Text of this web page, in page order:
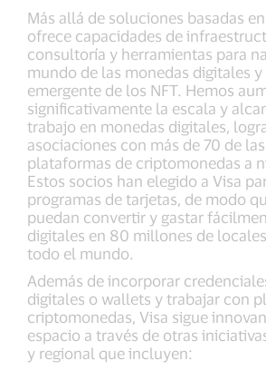
Más allá de soluciones basadas
ofrece capacidades de
consultoría y herramientas para
mundo de las monedas digitales
emergente de los NFT. Hemos
significativamente la escala y
trabajo en monedas digitales,
asociaciones con más de 70 de
plataformas de criptomonedas a
Estos socios han elegido a Visa
programas de tarjetas, de modo
puedan convertir y gastar
digitales en 80 millones de
todo el mundo.
Además de incorporar
digitales o wallets y trabajar con
criptomonedas, Visa sigue
espacio a través de otras
y regional que incluyen: